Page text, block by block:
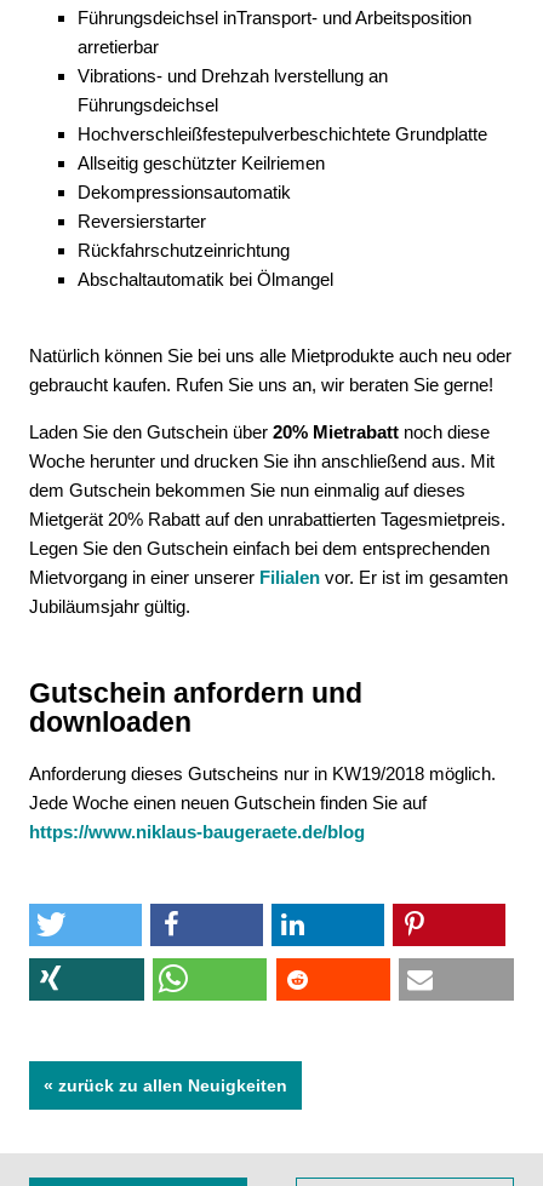
Führungsdeichsel inTransport- und Arbeitsposition
arretierbar
Vibrations- und Drehzah lverstellung an
Führungsdeichsel
Hochverschleißfestepulverbeschichtete Grundplatte
Allseitig geschützter Keilriemen
Dekompressionsautomatik
Reversierstarter
Rückfahrschutzeinrichtung
Abschaltautomatik bei Ölmangel
Natürlich können Sie bei uns alle Mietprodukte auch neu oder
gebraucht kaufen. Rufen Sie uns an, wir beraten Sie gerne!
Laden Sie den Gutschein über 20% Mietrabatt noch diese
Woche herunter und drucken Sie ihn anschließend aus. Mit
dem Gutschein bekommen Sie nun einmalig auf dieses
Mietgerät 20% Rabatt auf den unrabattierten Tagesmietpreis.
Legen Sie den Gutschein einfach bei dem entsprechenden
Mietvorgang in einer unserer Filialen vor. Er ist im gesamten
Jubiläumsjahr gültig.
Gutschein anfordern und
downloaden
Anforderung dieses Gutscheins nur in KW19/2018 möglich.
Jede Woche einen neuen Gutschein finden Sie auf
https://www.niklaus-baugeraete.de/blog
« zurück zu allen Neuigkeiten